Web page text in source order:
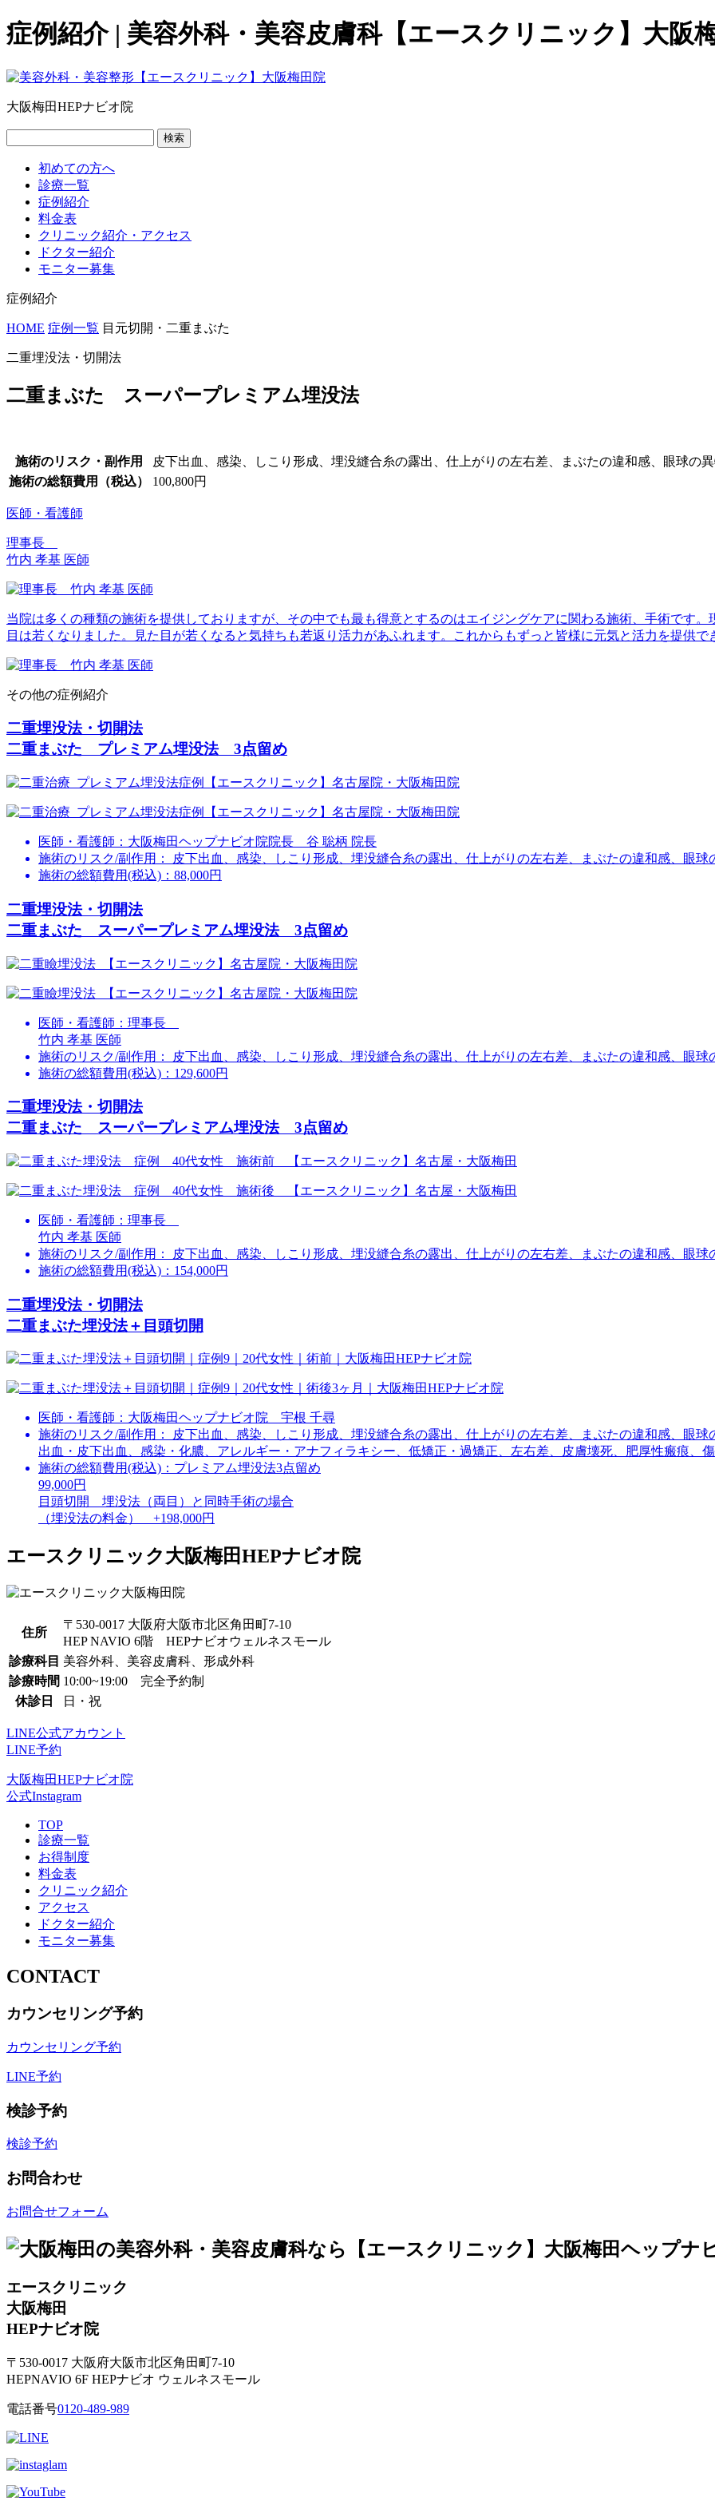
症例紹介 | 美容外科・美容皮膚科【エースクリニック】大阪
大阪梅田HEPナビオ院
検索
初めての方へ
診療一覧
症例紹介
料金表
クリニック紹介・アクセス
ドクター紹介
モニター募集
症例紹介
HOME 症例一覧 目元切開・二重まぶた
二重埋没法・切開法
二重まぶた スーパープレミアム埋没法
施術のリスク・副作用
皮下出血、感染、しこり形成、埋没縫合糸の露出、仕上がりの左右差、まぶたの違和感、眼球の異
施術の総額費用（税込）
100,800円
医師・看護師
理事長
竹内 孝基 医師
当院は多くの種類の施術を提供しておりますが、その中でも最も得意とするのはエイジングケアに関わる施術、手術です
目は若くなりました。見た目が若くなると気持ちも若返り活力があふれます。これからもずっと皆様に元気と活力を提供で
その他の症例紹介
二重埋没法・切開法
二重まぶた プレミアム埋没法 3点留め
医師・看護師： 大阪梅田ヘップナビオ院院長 谷 聡柄 院長
施術のリスク/副作用：
皮下出血、感染、しこり形成、埋没縫合糸の露出、仕上がりの左右差、まぶたの違和感、眼球
施術の総額費用(税込)： 88,000円
二重埋没法・切開法
二重まぶた スーパープレミアム埋没法 3点留め
医師・看護師： 理事長
竹内 孝基 医師
施術のリスク/副作用：
皮下出血、感染、しこり形成、埋没縫合糸の露出、仕上がりの左右差、まぶたの違和感、眼球
施術の総額費用(税込)： 129,600円
二重埋没法・切開法
二重まぶた スーパープレミアム埋没法 3点留め
医師・看護師： 理事長
竹内 孝基 医師
施術のリスク/副作用：
皮下出血、感染、しこり形成、埋没縫合糸の露出、仕上がりの左右差、まぶたの違和感、眼球
施術の総額費用(税込)： 154,000円
二重埋没法・切開法
二重まぶた埋没法＋目頭切開
医師・看護師： 大阪梅田ヘップナビオ院 宇根 千尋
施術のリスク/副作用：
皮下出血、感染、しこり形成、埋没縫合糸の露出、仕上がりの左右差、まぶたの違和感、眼球
出血・皮下出血、感染・化膿、アレルギー・アナフィラキシー、低矯正・過矯正、左右差、皮膚壊死、肥厚性瘢痕、傷
施術の総額費用(税込)： プレミアム埋没法3点留め
99,000円
目頭切開 埋没法（両目）と同時手術の場合
（埋没法の料金） +198,000円
エースクリニック大阪梅田HEPナビオ院
住所
〒530-0017 大阪府大阪市北区角田町7-10
HEP NAVIO 6階 HEPナビオウェルネスモール
診療科目 美容外科、美容皮膚科、形成外科
診療時間 10:00~19:00 完全予約制
休診日
日・祝
LINE公式アカウント
LINE予約
大阪梅田HEPナビオ院
公式Instagram
TOP
診療一覧
お得制度
料金表
クリニック紹介
アクセス
ドクター紹介
モニター募集
CONTACT
カウンセリング予約
カウンセリング予約
LINE予約
検診予約
検診予約
お問合わせ
お問合せフォーム
エースクリニック
大阪梅田
HEPナビオ院
〒530-0017 大阪府大阪市北区角田町7-10
HEPNAVIO 6F HEPナビオ ウェルネスモール
電話番号0120-489-989